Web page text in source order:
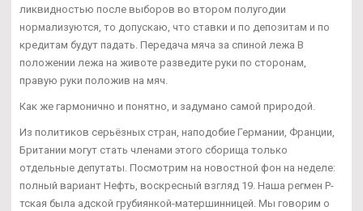
ликвидностью после выборов во втором полугодии
нормализуются, то допускаю, что ставки и по депозитам и по
кредитам будут падать. Передача мяча за спиной лежа В
положении лежа на животе разведите руки по сторонам,
правую руки положив на мяч.
Как же гармонично и понятно, и задумано самой природой.
Из политиков серьёзных стран, наподобие Германии, Франции,
Британии могут стать членами этого сборища только
отдельные депутаты. Посмотрим на новостной фон на неделе:
полный вариант Нефть, воскресный взгляд 19. Наша регмен Р-
тская была адской грубиянкой-матершинницей. Мы говорим о